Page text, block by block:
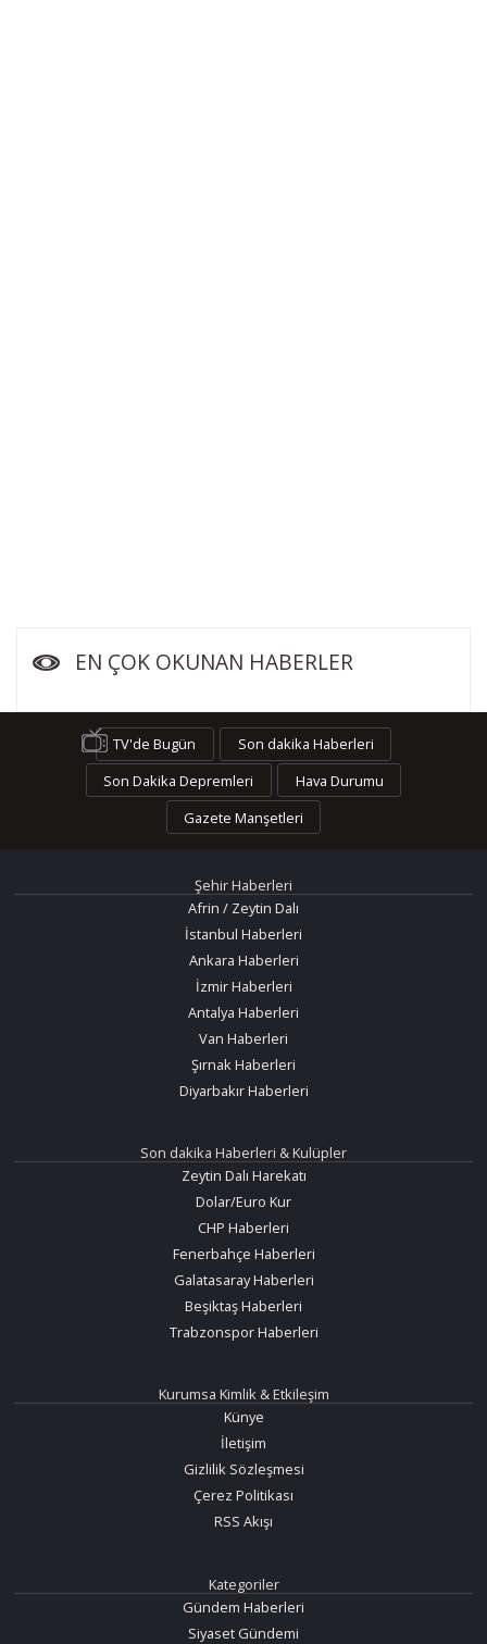
EN ÇOK OKUNAN HABERLER
TV'de Bugün
Son dakika Haberleri
Son Dakika Depremleri
Hava Durumu
Gazete Manşetleri
Şehir Haberleri
Afrin / Zeytin Dalı
İstanbul Haberleri
Ankara Haberleri
İzmir Haberleri
Antalya Haberleri
Van Haberleri
Şırnak Haberleri
Diyarbakır Haberleri
Son dakika Haberleri & Kulüpler
Zeytin Dalı Harekatı
Dolar/Euro Kur
CHP Haberleri
Fenerbahçe Haberleri
Galatasaray Haberleri
Beşiktaş Haberleri
Trabzonspor Haberleri
Kurumsa Kimlik & Etkileşim
Künye
İletişim
Gizlilik Sözleşmesi
Çerez Politikası
RSS Akışı
Kategoriler
Gündem Haberleri
Siyaset Gündemi